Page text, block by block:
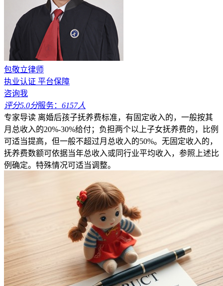
包敬立律师
执业认证 平台保障
咨询我
评分5.0分服务： 6157人
专家导读 离婚后孩子抚养费标准，有固定收入的，一般按其
月总收入的20%-30%给付；负担两个以上子女抚养费的，比例
可适当提高，但一般不超过月总收入的50%。无固定收入的，
抚养费数额可依据当年总收入或同行业平均收入，参照上述比
例确定。特殊情况可适当调整。